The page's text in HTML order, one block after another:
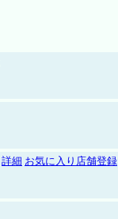
詳細 お気に入り店舗登録